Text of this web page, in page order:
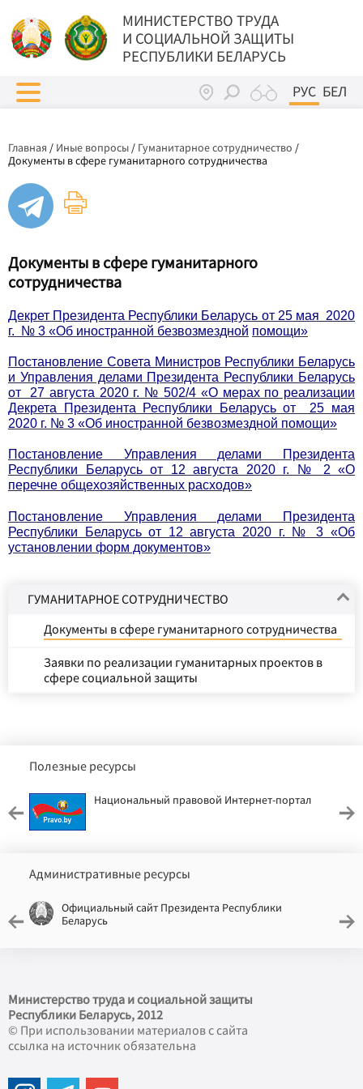
МИНИСТЕРСТВО ТРУДА
И СОЦИАЛЬНОЙ ЗАЩИТЫ
РЕСПУБЛИКИ БЕЛАРУСЬ
РУС БЕЛ
Главная / Иные вопросы / Гуманитарное сотрудничество /
Документы в сфере гуманитарного сотрудничества
Документы в сфере гуманитарного
сотрудничества
Декрет Президента Республики Беларусь от 25 мая 2020
г. № 3 «Об иностранной безвозмездной помощи»
Постановление Совета Министров Республики Беларусь
и Управления делами Президента Республики Беларусь
от 27 августа 2020 г. № 502/4 «О мерах по реализации
Декрета Президента Республики Беларусь от 25 мая
2020 г. № 3 «Об иностранной безвозмездной помощи»
Постановление Управления делами Президента
Республики Беларусь от 12 августа 2020 г. № 2 «О
перечне общехозяйственных расходов»
Постановление Управления делами Президента
Республики Беларусь от 12 августа 2020 г. № 3 «Об
установлении форм документов»
ГУМАНИТАРНОЕ СОТРУДНИЧЕСТВО
Документы в сфере гуманитарного сотрудничества
Заявки по реализации гуманитарных проектов в
сфере социальной защиты
Полезные ресурсы
Национальный правовой Интернет-портал
Административные ресурсы
Официальный сайт Президента Республики
Беларусь
Министерство труда и социальной защиты
Республики Беларусь, 2012
© При использовании материалов с сайта
ссылка на источник обязательна